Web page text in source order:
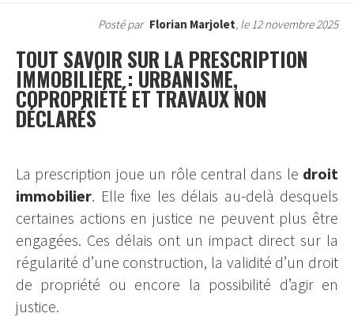
Posté par Florian Marjolet, le 12 novembre 2025
TOUT SAVOIR SUR LA PRESCRIPTION
IMMOBILIÈRE : URBANISME,
COPROPRIÉTÉ ET TRAVAUX NON
DÉCLARÉS
La prescription joue un rôle central dans le droit
immobilier. Elle fixe les délais au-delà desquels
certaines actions en justice ne peuvent plus être
engagées. Ces délais ont un impact direct sur la
régularité d’une construction, la validité d’un droit
de propriété ou encore la possibilité d’agir en
justice.